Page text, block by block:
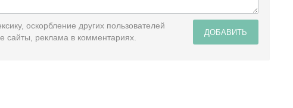
ДОБАВИТЬ
оскорбление других пользователей
сайты, реклама в комментариях.